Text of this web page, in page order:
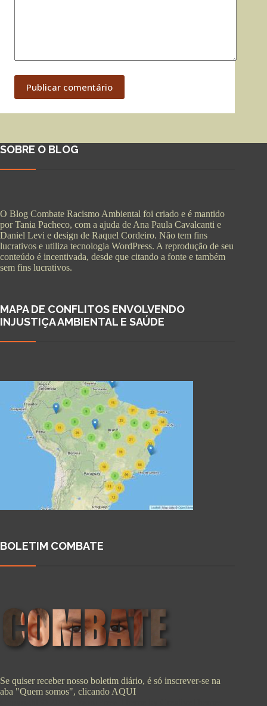
Publicar comentário
SOBRE O BLOG
O Blog Combate Racismo Ambiental foi criado e é mantido
por Tania Pacheco, com a ajuda de Ana Paula Cavalcanti e
Daniel Levi e design de Raquel Cordeiro. Não tem fins
lucrativos e utiliza tecnologia WordPress. A reprodução de seu
conteúdo é incentivada, desde que citando a fonte e também
sem fins lucrativos.
MAPA DE CONFLITOS ENVOLVENDO
INJUSTIÇA AMBIENTAL E SAÚDE
BOLETIM COMBATE
Se quiser receber nosso boletim diário, é só inscrever-se na
aba "Quem somos", clicando AQUI